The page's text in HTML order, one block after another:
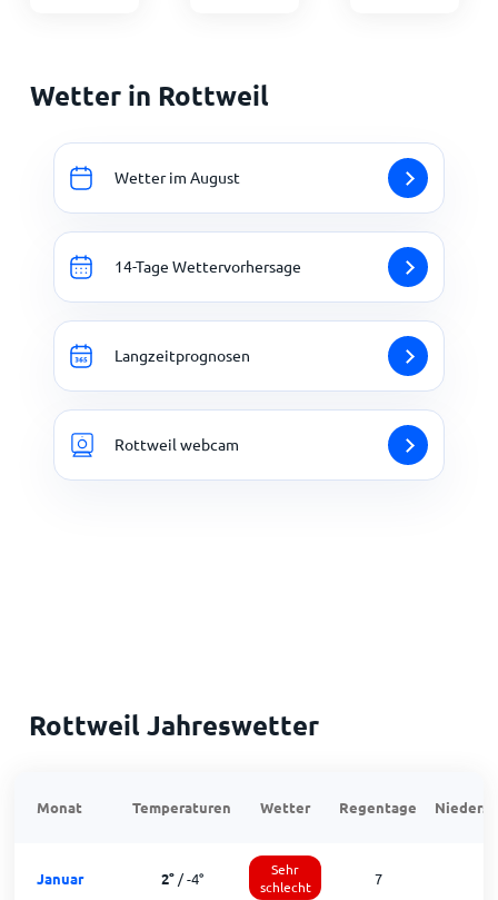
Wetter in Rottweil
Wetter im August
14-Tage Wettervorhersage
Langzeitprognosen
Rottweil webcam
Rottweil Jahreswetter
Monat Temperaturen Wetter Regentage
Januar 2°/-4°
Sehr
schlecht
7